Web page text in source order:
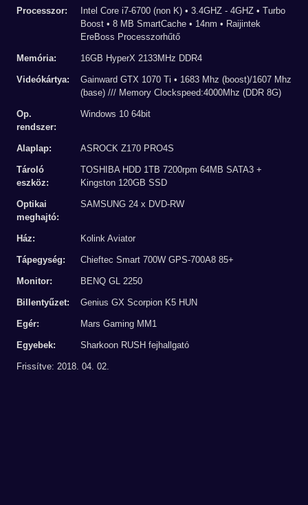
Processzor:
Intel Core i7-6700 (non K) • 3.4GHZ - 4GHZ • Turbo
Boost • 8 MB SmartCache • 14nm • Raijintek
EreBoss Processzorhűtő
Memória: 16GB HyperX 2133MHz DDR4
Videókártya:
Gainward GTX 1070 Ti • 1683 Mhz (boost)/1607 Mhz
(base) /// Memory Clockspeed:4000Mhz (DDR 8G)
Op.
rendszer:
Windows 10 64bit
Alaplap: ASROCK Z170 PRO4S
Tároló
eszköz:
TOSHIBA HDD 1TB 7200rpm 64MB SATA3 +
Kingston 120GB SSD
Optikai
meghajtó:
SAMSUNG 24 x DVD-RW
Ház: Kolink Aviator
Tápegység: Chieftec Smart 700W GPS-700A8 85+
Monitor: BENQ GL 2250
Billentyűzet: Genius GX Scorpion K5 HUN
Egér: Mars Gaming MM1
Egyebek: Sharkoon RUSH fejhallgató
Frissítve: 2018. 04. 02.